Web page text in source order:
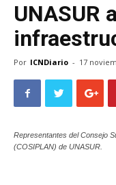
UNASUR
Por ICNDiario - 17
Representantes del Consejo
(COSIPLAN) de UNASUR.